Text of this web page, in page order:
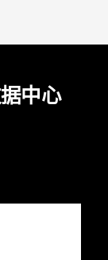
中心